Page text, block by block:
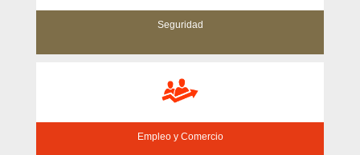
Seguridad
Empleo y Comercio